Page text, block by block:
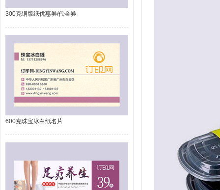
300克铜版纸优惠券/代金券
600克珠宝冰白纸名片